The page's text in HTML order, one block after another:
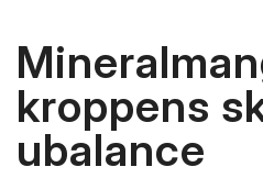
kroppens
ubalance